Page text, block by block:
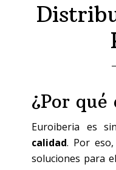
¿Por qué
Euroiberia es
calidad. Por
soluciones para